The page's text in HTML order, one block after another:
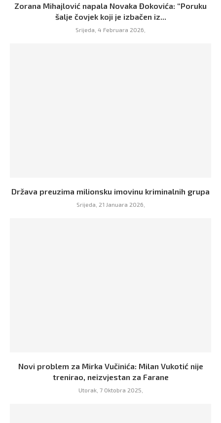
Zorana Mihajlović napala Novaka Đokovića: “Poruku
šalje čovjek koji je izbačen iz...
Srijeda, 4 Februara 2026,
Država preuzima milionsku imovinu kriminalnih grupa
Srijeda, 21 Januara 2026,
Novi problem za Mirka Vučinića: Milan Vukotić nije
trenirao, neizvjestan za Farane
Utorak, 7 Oktobra 2025,